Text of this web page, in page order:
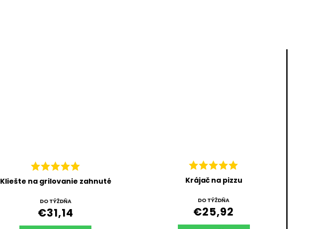
Kliešte na grilovanie zahnuté
DO TÝŽDŇA
€31,14
Krájač na pizzu
DO TÝŽDŇA
€25,92